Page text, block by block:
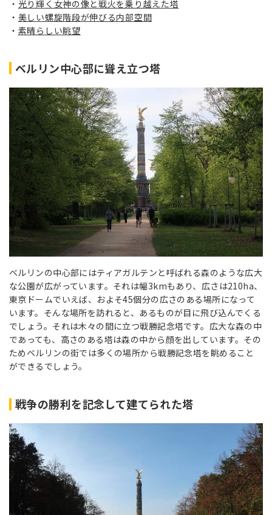
光り輝く女神の像と戦火を乗り越えた塔
美しい螺旋階段が伸びる内部空間
素晴らしい眺望
ベルリン中心部に聳え立つ塔
ベルリンの中心部にはティアガルテンと呼ばれる森のような広大
な公園が広がっています。それは幅3kmもあり、広さは210ha、
東京ドームでいえば、およそ45個分の広さのある場所になって
います。そんな場所を訪れると、あるものが目に飛び込んでくる
でしょう。それは木々の間に立つ戦勝記念塔です。広大な森の中
であっても、高さのある塔は森の中から顔を出しています。その
ためベルリンの街では多くの場所から戦勝記念塔を眺めること
ができるでしょう。
戦争の勝利を記念して建てられた塔